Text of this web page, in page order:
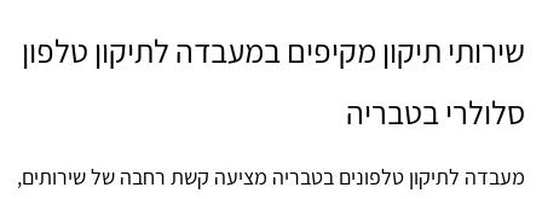
שירותי תיקון מקיפים במעבדה לתיקון טלפון
סלולרי בטבריה
מעבדה לתיקון טלפונים בטבריה מציעה קשת רחבה של שירותים,